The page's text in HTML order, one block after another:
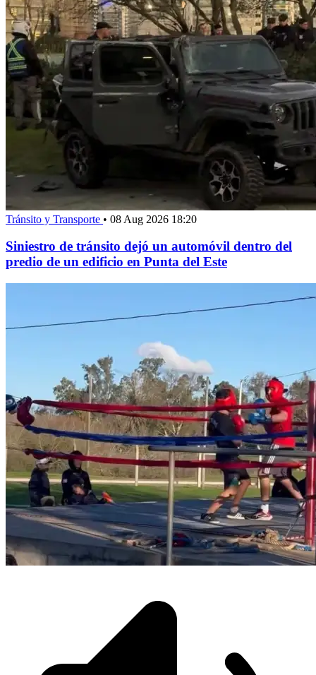
Tránsito y Transporte • 08 Aug 2026 18:20
Siniestro de tránsito dejó un automóvil dentro del
predio de un edificio en Punta del Este